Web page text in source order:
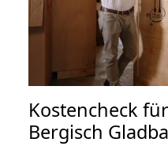
Kostencheck
Bergisch